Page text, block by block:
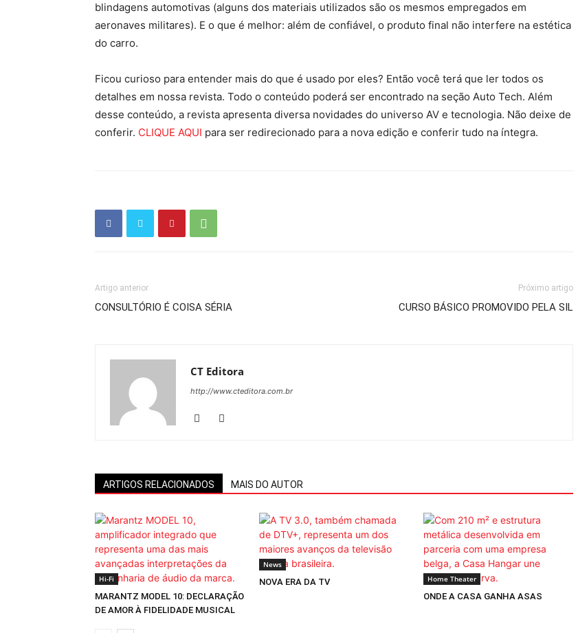
blindagens automotivas (alguns dos materiais utilizados são os mesmos empregados em
aeronaves militares). E o que é melhor: além de confiável, o produto final não interfere na estética
do carro.
Ficou curioso para entender mais do que é usado por eles? Então você terá que ler todos os
detalhes em nossa revista. Todo o conteúdo poderá ser encontrado na seção Auto Tech. Além
desse conteúdo, a revista apresenta diversa novidades do universo AV e tecnologia. Não deixe de
conferir. CLIQUE AQUI para ser redirecionado para a nova edição e conferir tudo na íntegra.
Artigo anterior
CONSULTÓRIO É COISA SÉRIA
Próximo artigo
CURSO BÁSICO PROMOVIDO PELA SIL
CT Editora
http://www.cteditora.com.br
ARTIGOS RELACIONADOS MAIS DO AUTOR
Hi-Fi
MARANTZ MODEL 10: DECLARAÇÃO
DE AMOR À FIDELIDADE MUSICAL
News
NOVA ERA DA TV Home Theater
ONDE A CASA GANHA ASAS